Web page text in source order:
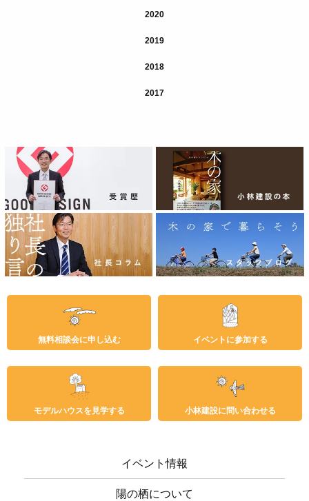
2020
2019
2018
2017
無料相談会に申し込む イベントに参加する
モデルハウスを見学する 小林建設に問い合わせる
イベント情報
陽の栖について